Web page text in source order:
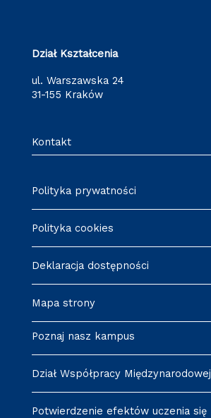
Dział Kształcenia
ul. Warszawska 24
31-155 Kraków
Kontakt
Polityka prywatności
Polityka cookies
Deklaracja dostępności
Mapa strony
Poznaj nasz kampus
Dział Współpracy Międzynarodowej
Potwierdzenie efektów uczenia się